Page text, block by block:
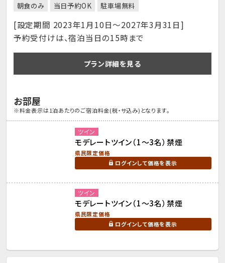
朝食のみ 当日予約OK 駐車場無料
[設定期間 2023年1月10日～2027年3月31日]
予約受付けは、宿泊当日の15時まで
プラン詳細を見る
お部屋
※料金表示は1泊あたりのご宿泊料金(税・サ込み)となります。
ツイン
モデレートツイン（1～3名）禁煙
県民限定価格
ログインして価格を表示
ツイン
モデレートツイン（1～3名）禁煙
県民限定価格
ログインして価格を表示